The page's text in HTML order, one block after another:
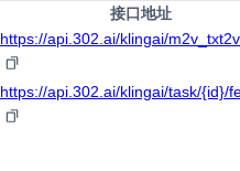
接口地址
https://api.302.ai/klingai/
https://api.302.ai/klingai/task/{id}/